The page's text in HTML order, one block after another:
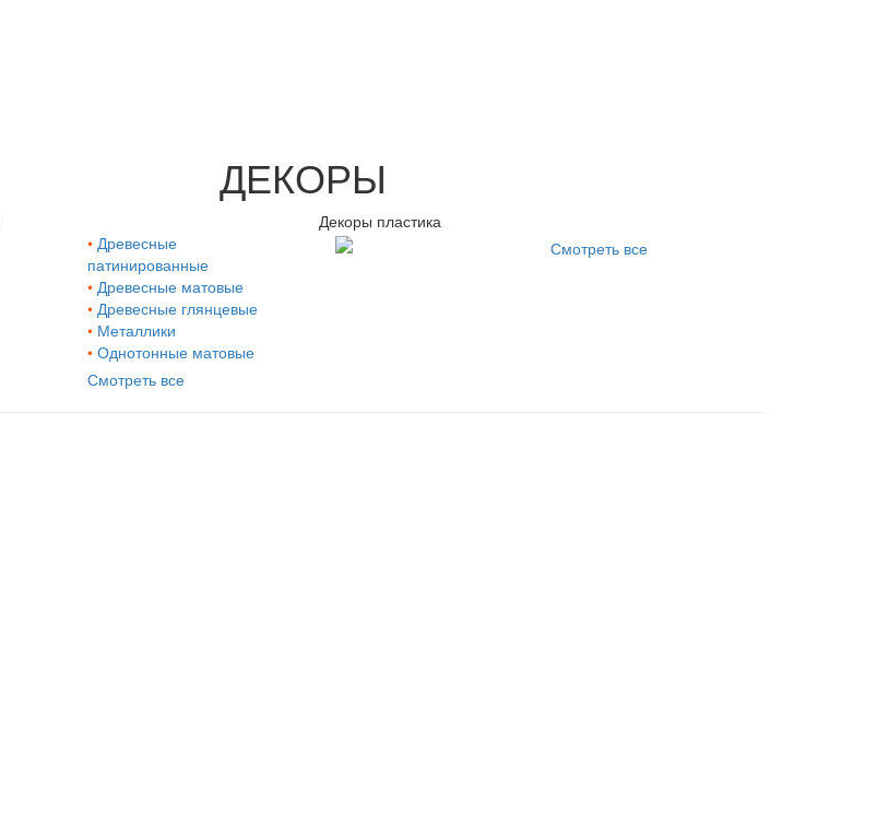
ДЕКОРЫ
• Древесные
патинированные
• Древесные матовые
• Древесные глянцевые
• Металлики
• Однотонные матовые
Смотреть все
Декоры пластика
Смотреть все